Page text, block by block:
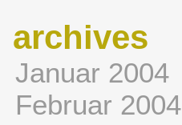
archives
Januar 2004
Februar 2004